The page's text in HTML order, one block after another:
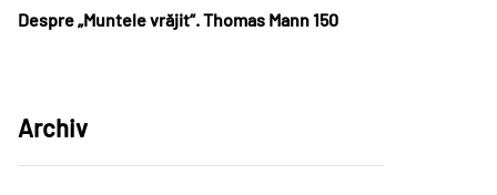
Despre „Muntele vrăjit“. Thomas Mann 150
Archiv